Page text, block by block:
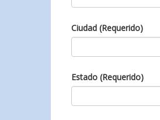
Ciudad (Requerido)
Estado (Requerido)